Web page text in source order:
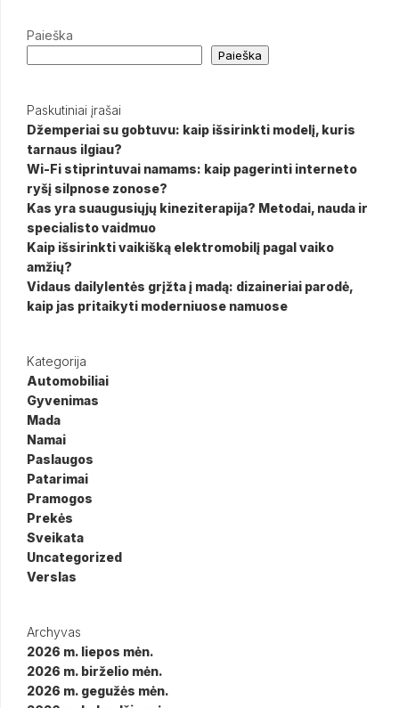
Paieška
Paieška
Paskutiniai įrašai
Džemperiai su gobtuvu: kaip išsirinkti modelį, kuris
tarnaus ilgiau?
Wi-Fi stiprintuvai namams: kaip pagerinti interneto
ryšį silpnose zonose?
Kas yra suaugusiųjų kineziterapija? Metodai, nauda ir
specialisto vaidmuo
Kaip išsirinkti vaikišką elektromobilį pagal vaiko
amžių?
Vidaus dailylentės grįžta į madą: dizaineriai parodė,
kaip jas pritaikyti moderniuose namuose
Kategorija
Automobiliai
Gyvenimas
Mada
Namai
Paslaugos
Patarimai
Pramogos
Prekės
Sveikata
Uncategorized
Verslas
Archyvas
2026 m. liepos mėn.
2026 m. birželio mėn.
2026 m. gegužės mėn.